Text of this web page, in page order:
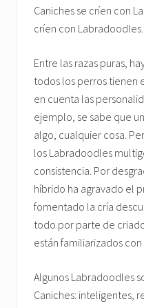
Caniches se críen con
críen con Labradoodles.
Entre las razas puras,
todos los perros tienen
en cuenta las
ejemplo, se sabe que
algo, cualquier cosa.
los Labradoodles
consistencia. Por
híbrido ha agravado el
fomentado la cría
todo por parte de
están familiarizados
Algunos Labradoodles
Caniches: inteligentes,